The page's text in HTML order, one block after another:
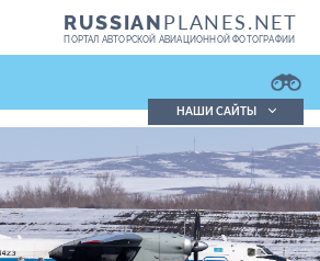
RUSSIANPLANES.NET
ПОРТАЛ АВТОРСКОЙ АВИАЦИОННОЙ ФОТОГРАФИИ
ВОЙТИ
Поиск в реестре
Кратко
Подробно
НАШИ САЙТЫ